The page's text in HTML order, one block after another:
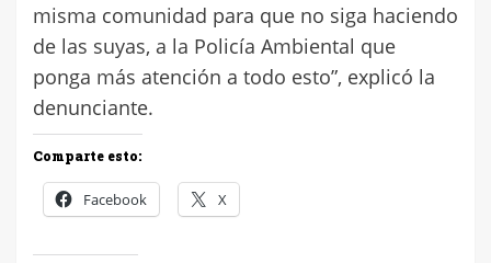
misma comunidad para que no siga haciendo
de las suyas, a la Policía Ambiental que
ponga más atención a todo esto”, explicó la
denunciante.
Comparte esto:
Facebook X